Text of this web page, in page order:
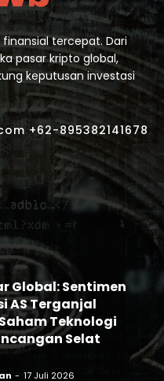
tercepat. Dari
pasar kripto global,
keputusan investasi
+62-895382141678
Global: Sentimen
AS Terganjal
Teknologi
Selat
- 17 Juli 2026